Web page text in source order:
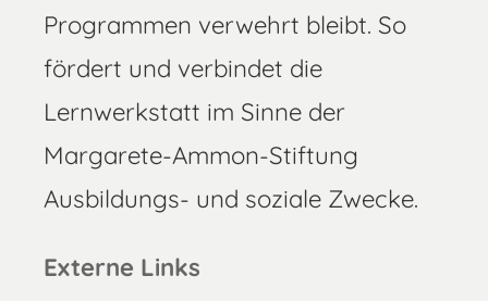
Programmen verwehrt bleibt. So
fördert und verbindet die
Lernwerkstatt im Sinne der
Margarete-Ammon-Stiftung
Ausbildungs- und soziale Zwecke.
Externe Links